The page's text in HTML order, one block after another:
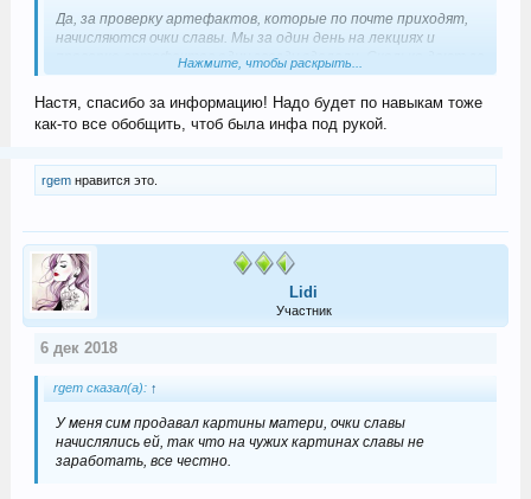
Да, за проверку артефактов, которые по почте приходят,
начисляются очки славы. Мы за один день на лекциях и
проверке артефактов одну звезду сделали. Сколько дают за
проверку, точно не знаю, в следующий раз посмотрю, как раз
археологом сейчас играю.
Нажмите, чтобы раскрыть...
Настя, спасибо за информацию! Надо будет по навыкам тоже
как-то все обобщить, чтоб была инфа под рукой.
rgemнравится это.
Lidi
Участник
6 дек 2018
rgem сказал(а): ↑
У меня сим продавал картины матери, очки славы
начислялись ей, так что на чужих картинах славы не
заработать, все честно.